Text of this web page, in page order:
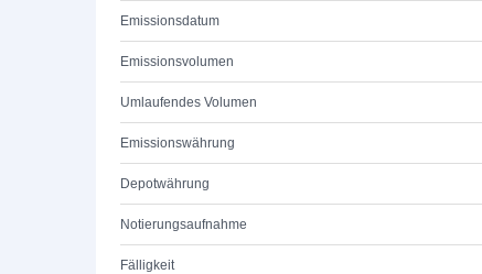
Emissionsdatum
Emissionsvolumen
Umlaufendes Volumen
Emissionswährung
Depotwährung
Notierungsaufnahme
Fälligkeit